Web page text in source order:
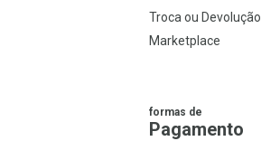
Troca ou Devolução
Marketplace
formas de
Pagamento